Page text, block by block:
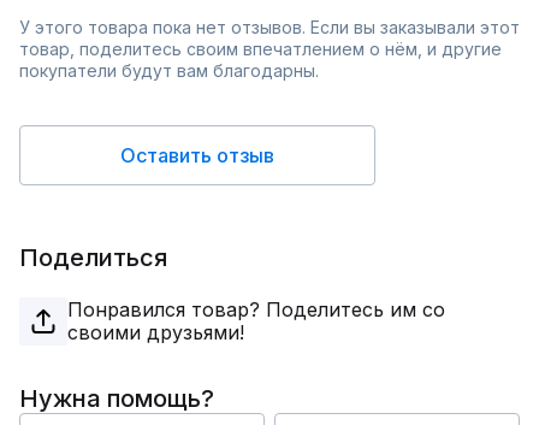
У этого товара пока нет отзывов. Если вы заказывали этот
товар, поделитесь своим впечатлением о нём, и другие
покупатели будут вам благодарны.
Оставить отзыв
Поделиться
Понравился товар? Поделитесь им со
своими друзьями!
Нужна помощь?